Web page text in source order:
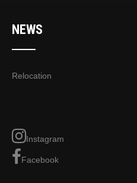
NEWS
Relocation
Instagram
Facebook